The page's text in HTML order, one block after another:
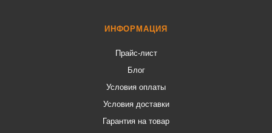
ИНФОРМАЦИЯ
Прайс-лист
Блог
Условия оплаты
Условия доставки
Гарантия на товар